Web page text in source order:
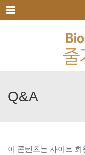
메뉴
Q&A
이 콘텐츠는 사이트 회